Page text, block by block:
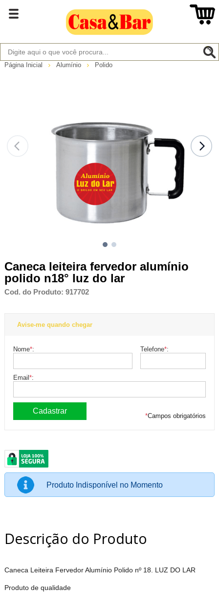
Página Inicial Alumínio Polido
Caneca leiteira fervedor alumínio
polido n18° luz do lar
Cod. do Produto: 917702
Avise-me quando chegar
Nome*: Telefone*:
Email*:
*Campos obrigatórios
Produto Indisponível no Momento
Descrição do Produto
Caneca Leiteira Fervedor Alumínio Polido nº 18. LUZ DO LAR
Produto de qualidade